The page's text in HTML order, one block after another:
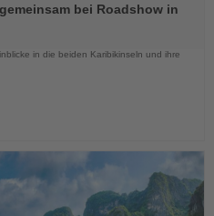
bei Roadshow in
in die beiden Karibikinseln und ihre